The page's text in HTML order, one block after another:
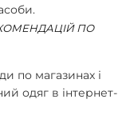
ПО
по магазинах і
одяг в інтернет-